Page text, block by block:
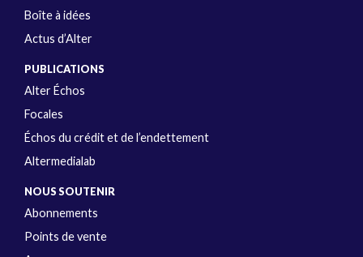
Boîte à idées
Actus d’Alter
PUBLICATIONS
Alter Échos
Focales
Échos du crédit et de l’endettement
Altermedialab
NOUS SOUTENIR
Abonnements
Points de vente